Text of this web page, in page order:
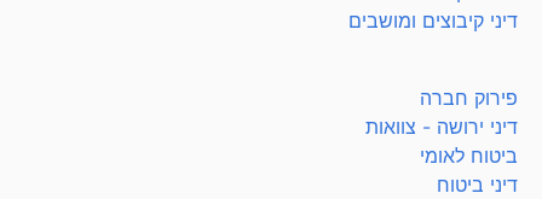
דיני קיבוצים ומושבים
פירוק חברה
דיני ירושה - צוואות
ביטוח לאומי
דיני ביטוח